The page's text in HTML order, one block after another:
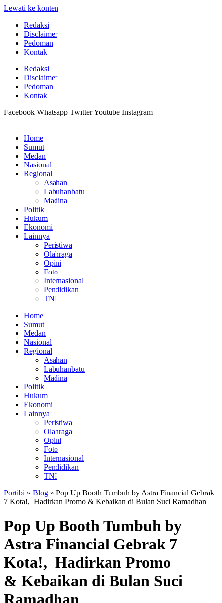
Lewati ke konten
Redaksi
Disclaimer
Pedoman
Kontak
Redaksi
Disclaimer
Pedoman
Kontak
Facebook Whatsapp TwitterYoutube Instagram
Home
Sumut
Medan
Nasional
Regional
Asahan
Labuhanbatu
Madina
Politik
Hukum
Ekonomi
Lainnya
Peristiwa
Olahraga
Opini
Foto
Internasional
Pendidikan
TNI
Home
Sumut
Medan
Nasional
Regional
Asahan
Labuhanbatu
Madina
Politik
Hukum
Ekonomi
Lainnya
Peristiwa
Olahraga
Opini
Foto
Internasional
Pendidikan
TNI
Portibi » Blog » Pop Up Booth Tumbuh by Astra Financial Gebrak
7 Kota!, Hadirkan Promo & Kebaikan di Bulan Suci Ramadhan
Pop Up Booth Tumbuh by
Astra Financial Gebrak 7
Kota!, Hadirkan Promo
& Kebaikan di Bulan Suci
Ramadhan